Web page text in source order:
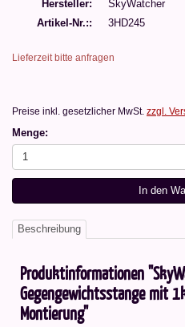
Hersteller
SkyWatcher
Artikel-Nr.:
3HD245
Lieferzeit bitte anfragen
Preise inkl. gesetzlicher MwSt. zzgl.
Menge:
1
In den
Beschreibung
Produktinformationen
Gegengewichtsstange mit
Montierung"